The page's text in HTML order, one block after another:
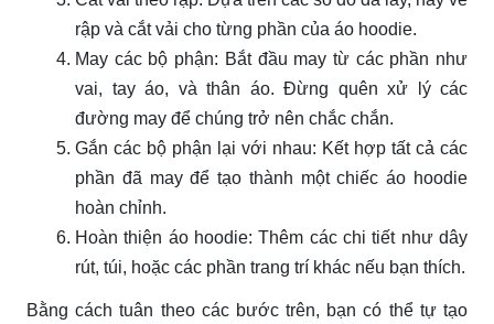
rập và cắt vải cho từng phần của áo hoodie.
May các bộ phận: Bắt đầu may từ các phần như
vai, tay áo, và thân áo. Đừng quên xử lý các
đường may để chúng trở nên chắc chắn.
Gắn các bộ phận lại với nhau: Kết hợp tất cả các
phần đã may để tạo thành một chiếc áo hoodie
hoàn chỉnh.
Hoàn thiện áo hoodie: Thêm các chi tiết như dây
rút, túi, hoặc các phần trang trí khác nếu bạn thích.
Bằng cách tuân theo các bước trên, bạn có thể tự tạo